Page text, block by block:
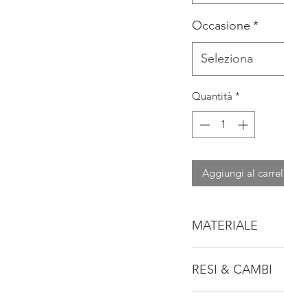
Occasione *
Seleziona
Quantità *
Aggiungi al
MATERIALE
RESI & CAMBI